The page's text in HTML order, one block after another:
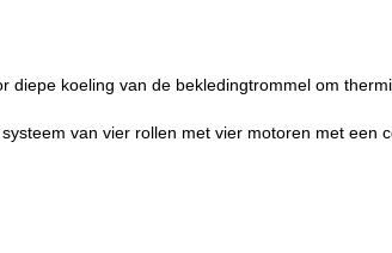
koeling van de bekledingtrommel om
van vier rollen met vier motoren met